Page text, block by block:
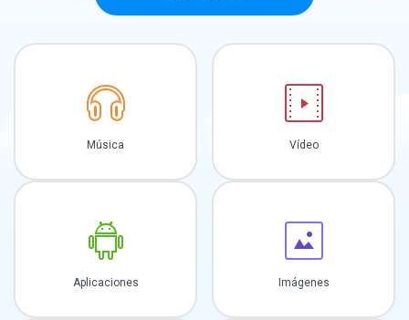
Música Vídeo
Aplicaciones Imágenes